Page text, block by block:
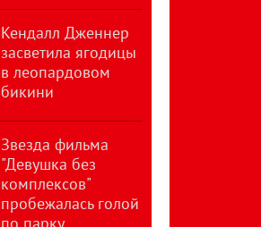
Кендалл Дженнер
засветила ягодицы
в леопардовом
бикини
Звезда фильма
"Девушка без
комплексов"
пробежалась голой